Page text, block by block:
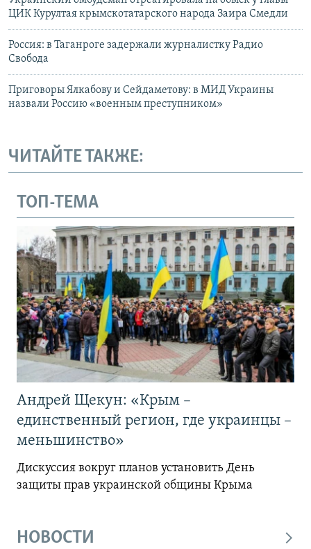
ЦИК Курултая крымскотатарского народа Заира Смедли
Россия: в Таганроге задержали журналистку Радио
Свобода
Приговоры Ялкабову и Сейдаметову: в МИД Украины
назвали Россию «военным преступником»
ЧИТАЙТЕ ТАКЖЕ:
ТОП-ТЕМА
Андрей Щекун: «Крым –
единственный регион, где украинцы –
меньшинство»
Дискуссия вокруг планов установить День
защиты прав украинской общины Крыма
НОВОСТИ